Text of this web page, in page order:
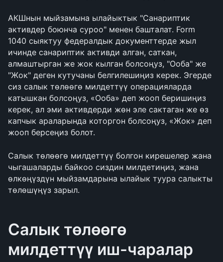
АКШнын мыйзамына ылайыктык "Санариптик
активдер боюнча суроо" менен башталат. Form
1040 сыяктуу федералдык документтерде жыл
ичинде санариптик активди алган, саткан,
алмаштырган же жок кылган болсоңуз, "Ооба" же
"Жок" деген кутучаны белгилешиңиз керек. Эгерде
сиз салык төлөөгө милдеттүү операцияларда
катышкан болсоңуз, «Ооба» деп жооп беришиңиз
керек, ал эми активдерди жөн эле сактаган же өз
капчык араларында которгон болсоңуз, «Жок» деп
жооп берсеңиз болот.
Салык төлөөгө милдеттүү болгон кирешелер жана
чыгашаларды байкоо сиздин милдетиңиз, жана
өлкөңүздүн мыйзамдарына ылайык туура салыкты
төлөшүңүз зарыл.
Салык төлөөгө
милдеттүү иш-чаралар